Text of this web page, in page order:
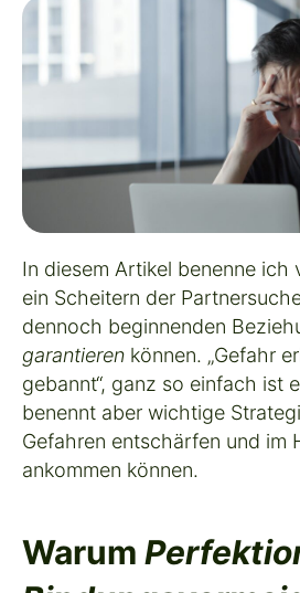
In diesem Artikel benenne ich
ein Scheitern der
dennoch beginnenden
garantieren können. „Gefahr
gebannt“, ganz so einfach ist
benennt aber wichtige
Gefahren entschärfen und im
ankommen können.
Warum